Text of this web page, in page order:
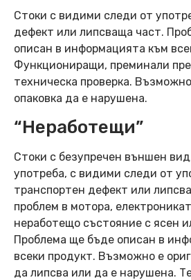
Стоки с видими следи от
дефект или липсваща част.
описан в информацията към
Функциониращи, преминали
техническа проверка.
опаковка да е нарушена.
“Неработещи”
Стоки с безупречен външен
употреба, с видими следи от
транспортен дефект или
проблем в мотора,
неработещо състояние с ясен
Проблема ще бъде описан в
всеки продукт. Възможно е
да липсва или да е нарушена.